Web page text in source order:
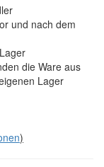
und nach dem
die Ware aus
Lager
)